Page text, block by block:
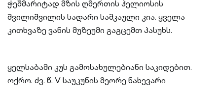
ჭეშმარიტად მზის ღმერთის ჰელიოსის
შვილიშვილის სადარი სამკაული კია. ყველა
კითხვაზე ვანის მუზეუმი გაგცემთ პასუხს.
ყელსაბამი კუს გამოსახულებიანი საკიდებით.
ოქრო. ძვ. წ. V საუკუნის მეორე ნახევარი